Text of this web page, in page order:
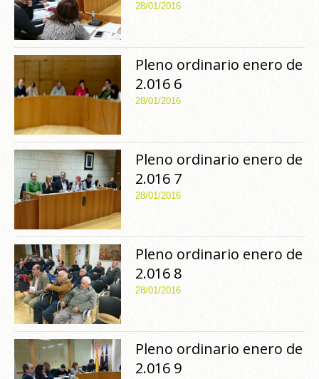
28/01/2016
Pleno ordinario enero de
2.016 6
28/01/2016
Pleno ordinario enero de
2.016 7
28/01/2016
Pleno ordinario enero de
2.016 8
28/01/2016
Pleno ordinario enero de
2.016 9